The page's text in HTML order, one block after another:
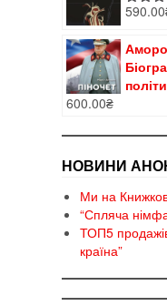
590.00
600.00₴
НОВИНИ
Ми на
“Спляча
ТОП5
країна”